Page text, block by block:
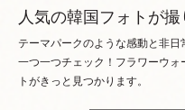
人気の韓国フォトが撮
テーマパークのような感動と非
一つ一つチェック！ フラワーウォ
トがきっと見つかります。